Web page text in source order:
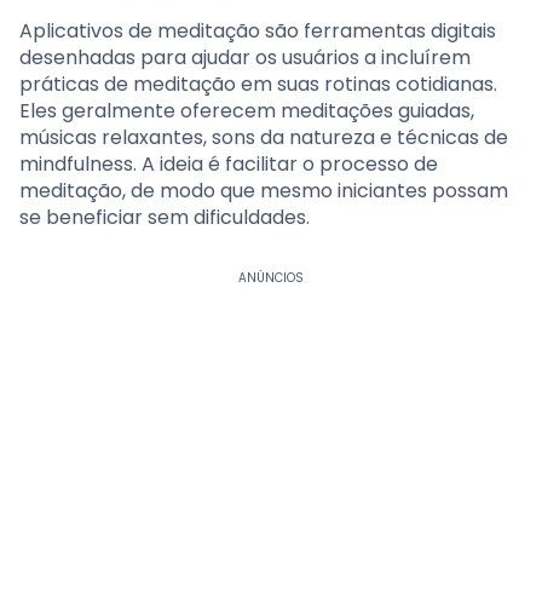
Aplicativos de meditação são ferramentas digitais
desenhadas para ajudar os usuários a incluírem
práticas de meditação em suas rotinas cotidianas.
Eles geralmente oferecem meditações guiadas,
músicas relaxantes, sons da natureza e técnicas de
mindfulness. A ideia é facilitar o processo de
meditação, de modo que mesmo iniciantes possam
se beneficiar sem dificuldades.
ANÚNCIOS